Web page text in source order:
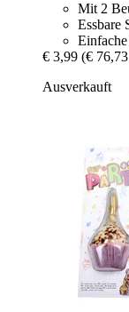
Mit 2
Essbare
€ 3,99 (€
Ausverkauft